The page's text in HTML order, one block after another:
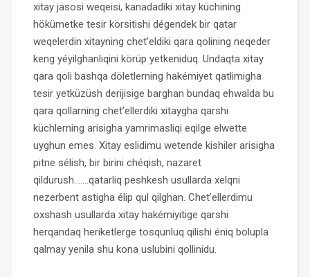
xitay jasosi weqeisi, kanadadiki xitay küchining
hökümetke tesir körsitishi dégendek bir qatar
weqelerdin xitayning chet’eldiki qara qolining neqeder
keng yéyilghanliqini körüp yetkeniduq. Undaqta xitay
qara qoli bashqa döletlerning hakémiyet qatlimigha
tesir yetküzüsh derijisige barghan bundaq ehwalda bu
qara qollarning chet’ellerdiki xitaygha qarshi
küchlerning arisigha yamrimasliqi eqilge elwette
uyghun emes. Xitay eslidimu wetende kishiler arisigha
pitne sélish, bir birini chéqish, nazaret
qildurush…….qatarliq peshkesh usullarda xelqni
nezerbent astigha élip qul qilghan. Chet’ellerdimu
oxshash usullarda xitay hakémiyitige qarshi
herqandaq heriketlerge tosqunluq qilishi éniq bolupla
qalmay yenila shu kona uslubini qollinidu.